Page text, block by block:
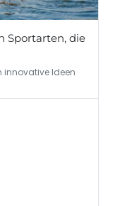
Sportarten, die
innovative Ideen